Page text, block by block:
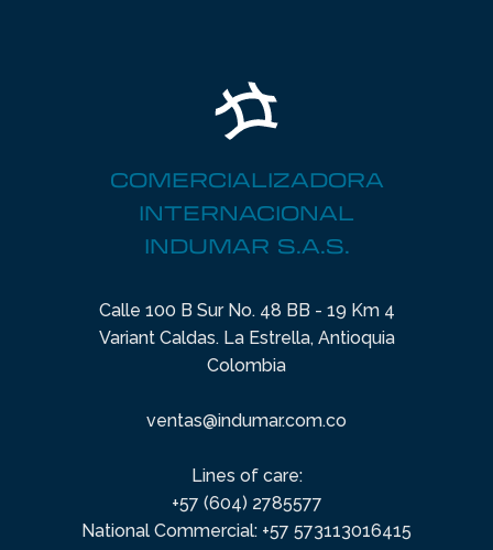
COMERCIALIZADORA
INTERNACIONAL
INDUMAR S.A.S.
Calle 100 B Sur No. 48 BB - 19 Km 4
Variant Caldas. La Estrella, Antioquia
Colombia
ventas@indumar.com.co
Lines of care:
+57 (604) 2785577
National Commercial: +57 573113016415